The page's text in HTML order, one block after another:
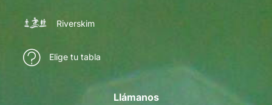
Riverskim
Elige tu tabla
Llámanos